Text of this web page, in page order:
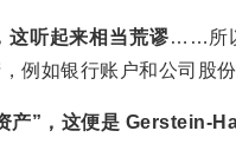
这听起来相当荒谬……所
例如银行账户和公司股份
产”，这便是 Gerstein-